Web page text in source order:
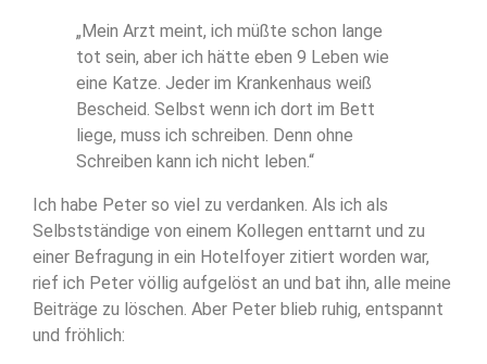
„Mein Arzt meint, ich müßte schon lange
tot sein, aber ich hätte eben 9 Leben wie
eine Katze. Jeder im Krankenhaus weiß
Bescheid. Selbst wenn ich dort im Bett
liege, muss ich schreiben. Denn ohne
Schreiben kann ich nicht leben.“
Ich habe Peter so viel zu verdanken. Als ich als
Selbstständige von einem Kollegen enttarnt und zu
einer Befragung in ein Hotelfoyer zitiert worden war,
rief ich Peter völlig aufgelöst an und bat ihn, alle meine
Beiträge zu löschen. Aber Peter blieb ruhig, entspannt
und fröhlich: